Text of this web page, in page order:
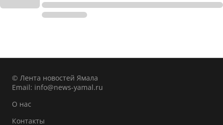
© Лента новостей Ямала
Email: info@news-yamal.ru
О нас
Контакты